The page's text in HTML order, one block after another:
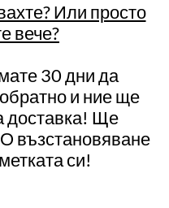
Или просто
вече?
30 дни да
и ние ще
доставка! Ще
възстановяване
си!